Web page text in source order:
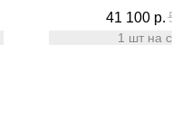
41 100 р.